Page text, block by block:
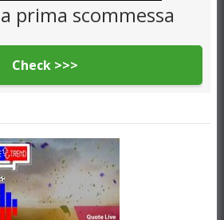
prima scommessa
Check >>>